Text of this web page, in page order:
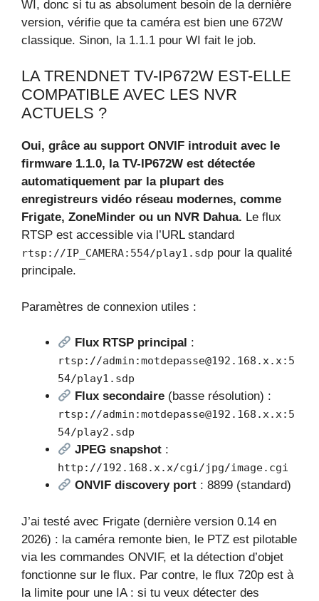
WI, donc si tu as absolument besoin de la dernière
version, vérifie que ta caméra est bien une 672W
classique. Sinon, la 1.1.1 pour WI fait le job.
LA TRENDNET TV-IP672W EST-ELLE
COMPATIBLE AVEC LES NVR
ACTUELS ?
Oui, grâce au support ONVIF introduit avec le
firmware 1.1.0, la TV-IP672W est détectée
automatiquement par la plupart des
enregistreurs vidéo réseau modernes, comme
Frigate, ZoneMinder ou un NVR Dahua. Le flux
RTSP est accessible via l’URL standard
rtsp://IP_CAMERA:554/play1.sdp pour la qualité
principale.
Paramètres de connexion utiles :
Flux RTSP principal :
rtsp://admin:motdepasse@192.168.x.x:5
54/play1.sdp
Flux secondaire (basse résolution) :
rtsp://admin:motdepasse@192.168.x.x:5
54/play2.sdp
JPEG snapshot :
http://192.168.x.x/cgi/jpg/image.cgi
ONVIF discovery port : 8899 (standard)
J’ai testé avec Frigate (dernière version 0.14 en
2026) : la caméra remonte bien, le PTZ est pilotable
via les commandes ONVIF, et la détection d’objet
fonctionne sur le flux. Par contre, le flux 720p est à
la limite pour une IA : si tu veux détecter des